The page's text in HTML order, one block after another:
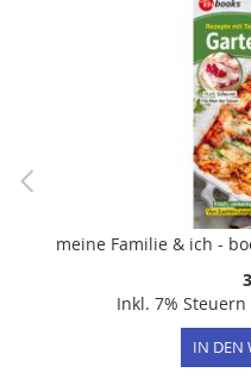
Inkl. 7% Steuern
IN DEN